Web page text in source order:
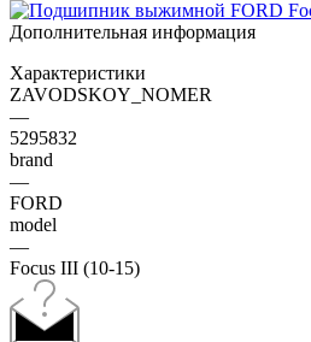
Дополнительная информация
Характеристики
ZAVODSKOY_NOMER
—
5295832
brand
—
FORD
model
—
Focus III (10-15)